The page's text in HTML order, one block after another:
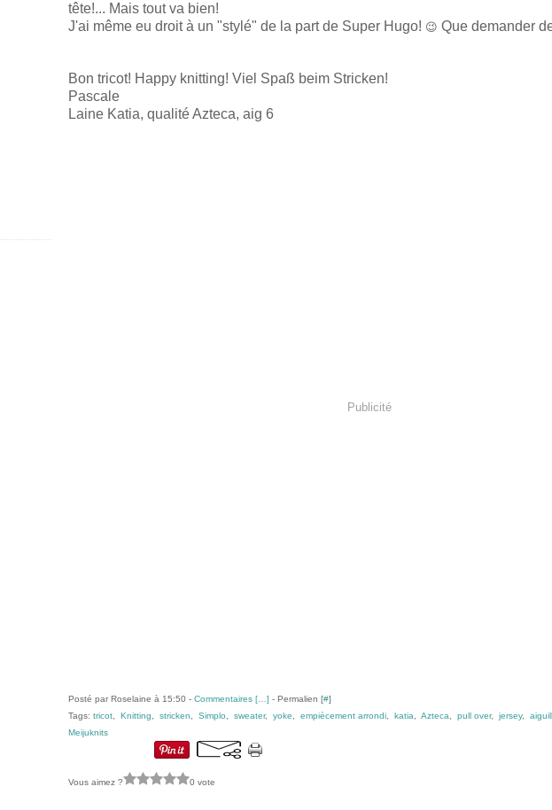
tête!... Mais tout va bien!
J'ai même eu droit à un "stylé" de la part de Super Hugo! 😉 Que demander
Bon tricot! Happy knitting! Viel Spaß beim Stricken!
Pascale
Laine Katia, qualité Azteca, aig 6
Publicité
Posté par Roselaine à 15:50 - Commentaires [ ] - Permalien [#]
Tags: tricot Knitting stricken Simplo sweater, yoke empiècement arrondi katia Azteca pull over, jersey,
Meijuknits
Vous aimez ? 0 vote